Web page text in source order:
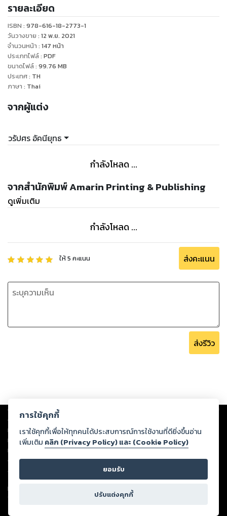
รายละเอียด
ISBN : 978-616-18-2773-1
วันวางขาย : 12 พ.ย. 2021
จำนวนหน้า : 147 หน้า
ประเภทไฟล์: PDF
ขนาดไฟล์: 99.76 MB
ประเทศ: TH
ภาษา : Thai
จากผู้แต่ง
วรัปศร อัคนียุทธ
กำลังโหลด ...
จากสำนักพิมพ์ Amarin Printing & Publishing
ดูเพิ่มเติม
กำลังโหลด ...
ให้5 คะแนน ส่งคะแนน
ส่งรีวิว
Copyright © 2026
ต่อผลงานหรือเนื้อหาใดที่อัปโหลดผ่านเว็บไซต์และปรากฏว่าละเมิดสิทธิใน
ทรัพย์สินทางปัญญาของบุคคลอื่นหรือขัดต่อกฎหมายและศีลธรรม ดังนั้น ผู้อ่าน
ทุกท่านโปรดใช้วิจารณญาณในการกลั่นกรองด้วยตนเอง และหากท่านพบว่าส่วน
หนึ่งส่วนใดขัดต่อกฎหมายและศีลธรรม กรุณาแจ้งมายังบริษัท เพื่อทีมงานจะได้
ดำเนินการในทันที ทั้งนี้ ทางสตอรี่ล็อกขอสงวนลิขสิทธิ์ตามพระราชบัญญัติ
ลิขสิทธิ์ พ.ศ. 2537 (ฉบับล่าสุด)
For support: member@ookbee.com
Version
การใช้คุกกี้
เราใช้คุกกี้เพื่อให้ทุกคนได้ประสบการณ์การใช้งานที่ดียิ่งขึ้นอ่าน
เพิ่มเติม คลิก (Privacy Policy) และ (Cookie Policy)
ยอมรับ
ปรับแต่งคุกกี้